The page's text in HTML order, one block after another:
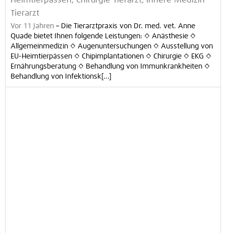
Tierarzt
Vor 11 Jahren – Die Tierarztpraxis von Dr. med. vet. Anne
Quade bietet Ihnen folgende Leistungen: ◊ Anästhesie ◊
Allgemeinmedizin ◊ Augenuntersuchungen ◊ Ausstellung von
EU-Heimtierpässen ◊ Chipimplantationen ◊ Chirurgie ◊ EKG ◊
Ernährungsberatung ◊ Behandlung von Immunkrankheiten ◊
Behandlung von Infektionsk[...]